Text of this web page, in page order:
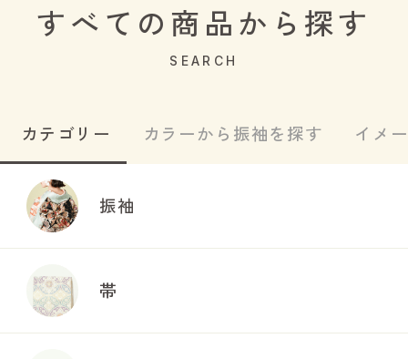
すべての商品から探す
SEARCH
カテゴリー カラーから振袖を探す イメ
振袖
帯